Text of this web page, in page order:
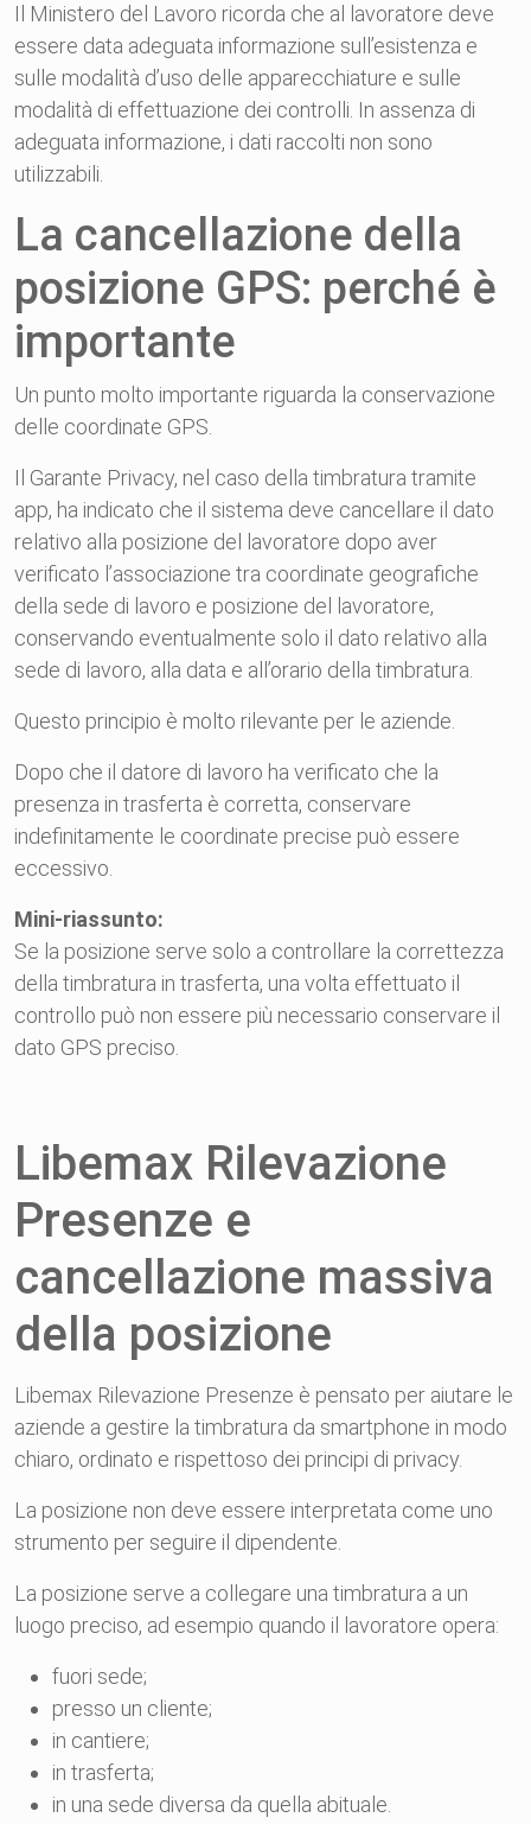
Il Ministero del Lavoro ricorda che al lavoratore deve
essere data adeguata informazione sull’esistenza e
sulle modalità d’uso delle apparecchiature e sulle
modalità di effettuazione dei controlli. In assenza di
adeguata informazione, i dati raccolti non sono
utilizzabili.
La cancellazione della
posizione GPS: perché è
importante
Un punto molto importante riguarda la conservazione
delle coordinate GPS.
Il Garante Privacy, nel caso della timbratura tramite
app, ha indicato che il sistema deve cancellare il dato
relativo alla posizione del lavoratore dopo aver
verificato l’associazione tra coordinate geografiche
della sede di lavoro e posizione del lavoratore,
conservando eventualmente solo il dato relativo alla
sede di lavoro, alla data e all’orario della timbratura.
Questo principio è molto rilevante per le aziende.
Dopo che il datore di lavoro ha verificato che la
presenza in trasferta è corretta, conservare
indefinitamente le coordinate precise può essere
eccessivo.
Mini-riassunto:
Se la posizione serve solo a controllare la correttezza
della timbratura in trasferta, una volta effettuato il
controllo può non essere più necessario conservare il
dato GPS preciso.
Libemax Rilevazione
Presenze e
cancellazione massiva
della posizione
Libemax Rilevazione Presenze è pensato per aiutare le
aziende a gestire la timbratura da smartphone in modo
chiaro, ordinato e rispettoso dei principi di privacy.
La posizione non deve essere interpretata come uno
strumento per seguire il dipendente.
La posizione serve a collegare una timbratura a un
luogo preciso, ad esempio quando il lavoratore opera:
fuori sede;
presso un cliente;
in cantiere;
in trasferta;
in una sede diversa da quella abituale.